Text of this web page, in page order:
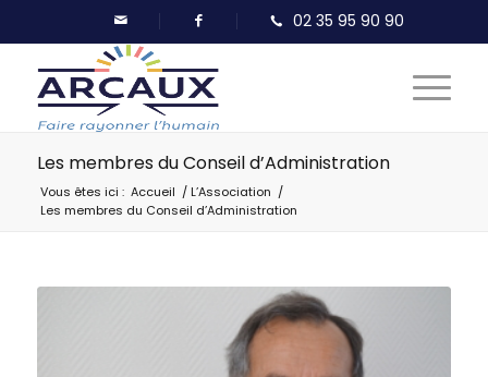
Les membres du Conseil d’Administration
Vous êtes ici : Accueil / L’Association /
Les membres du Conseil d’Administration